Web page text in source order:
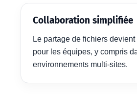
Collaboration simplifiée
Le partage de fichiers
pour les équipes, y compris
environnements multi-sites.